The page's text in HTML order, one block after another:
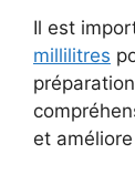
Il est
millilitres
et